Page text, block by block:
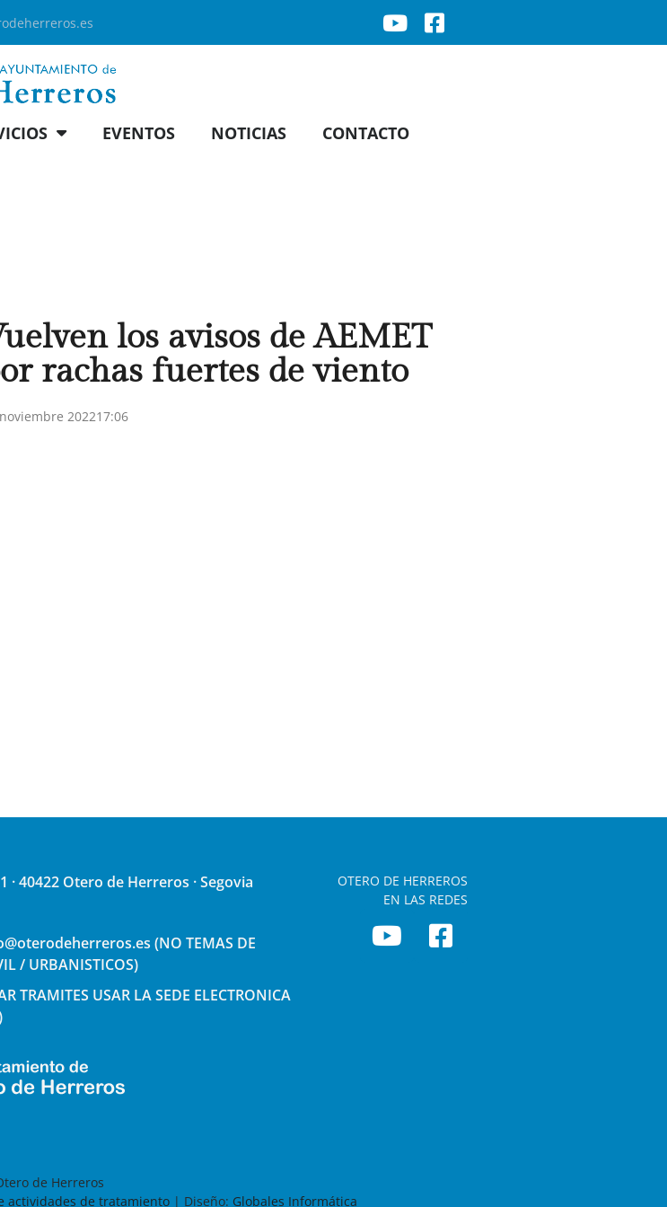
EVENTOS NOTICIAS CONTACTO
los avisos de AEMET
rachas fuertes de viento
202217:06
· 40422 Otero de Herreros · Segovia
(NO TEMAS DE
/ URBANISTICOS)
TRAMITES USAR LA SEDE ELECTRONICA
OTERO DE HERREROS
EN LAS REDES
de Herreros
actividades de tratamiento | Diseño: Globales Informática